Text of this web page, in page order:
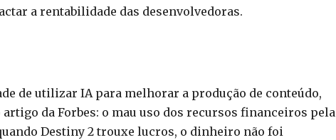
a rentabilidade das desenvolvedoras.
de utilizar IA para melhorar a produção de conteúdo,
da Forbes: o mau uso dos recursos financeiros pela
Destiny 2 trouxe lucros, o dinheiro não foi